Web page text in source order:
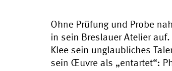
Ohne Prüfung und Probe
in sein Breslauer Atelier
Klee sein unglaubliches
sein Œuvre als „entartet“: